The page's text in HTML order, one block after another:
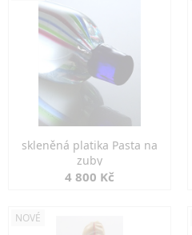
skleněná platika Pasta na
zuby
4 800 Kč
NOVÉ